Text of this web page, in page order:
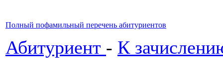
Полный пофамильный перечень абитуриентов
Абитуриент - К